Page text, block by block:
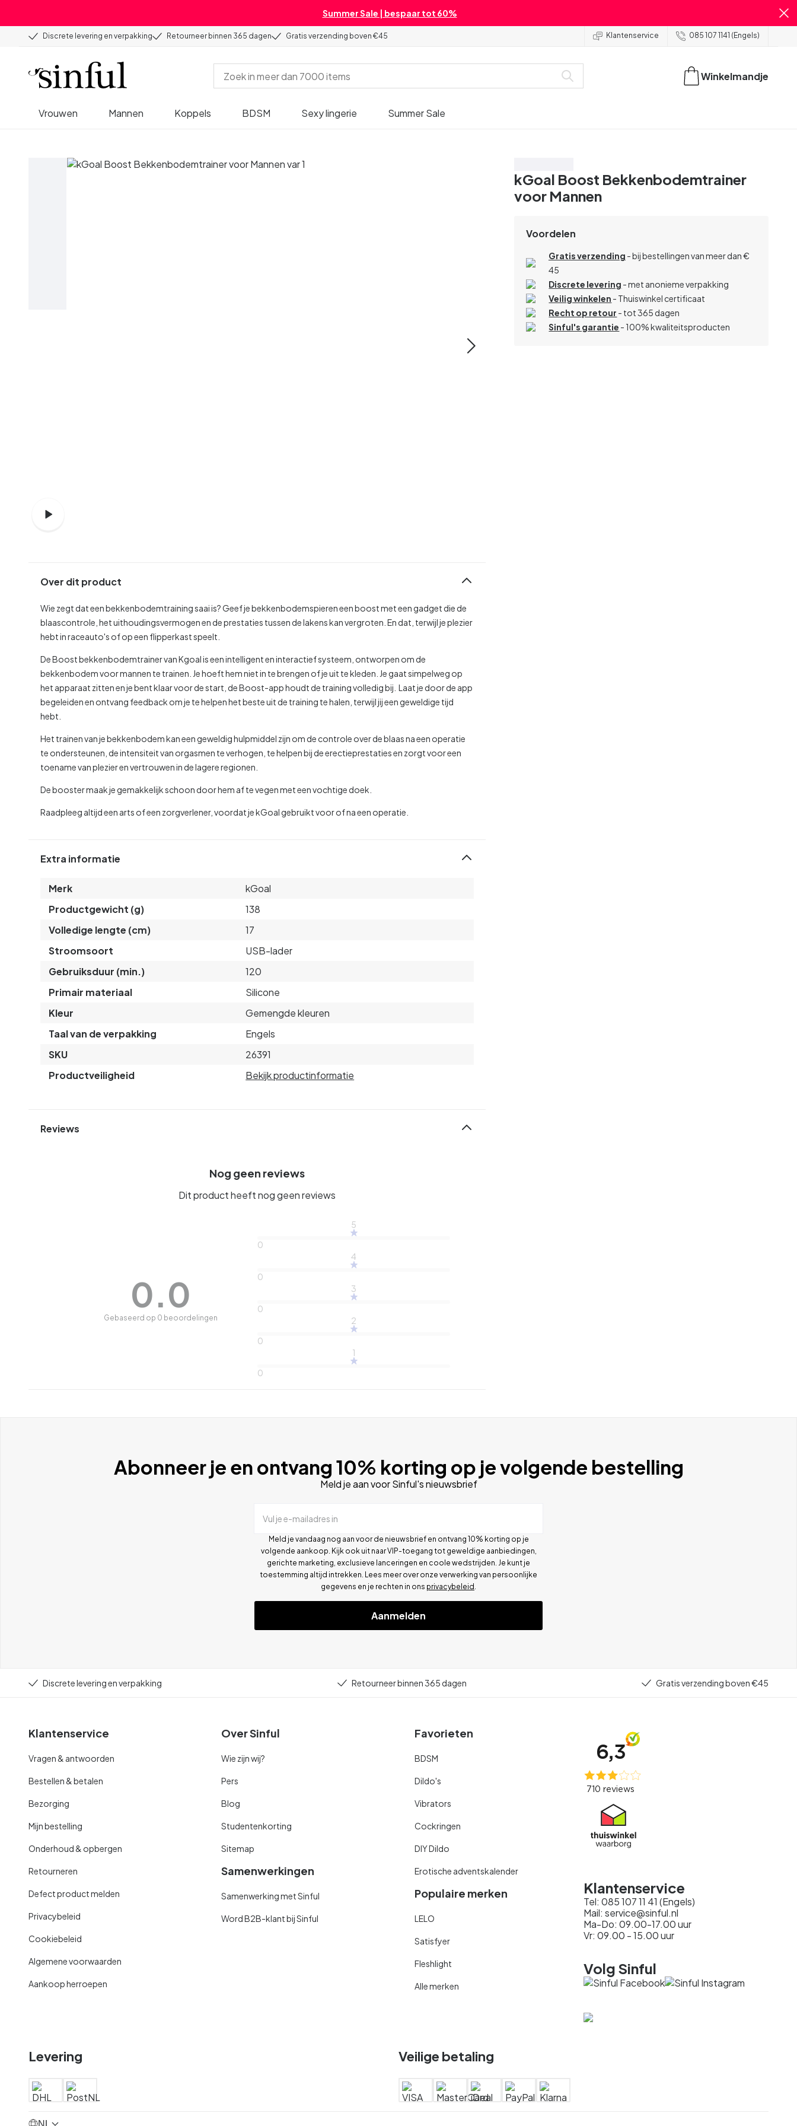
Summer Sale | bespaar tot 60%
Discrete levering en verpakking Retourneer binnen 365 dagen Gratis verzending boven €45 Klantenservice 085 107 1141 (Engels)
Vrouwen Mannen Koppels BDSM Sexy lingerie Summer Sale
Winkelmandje
kGoal Boost Bekkenbodemtrainer
voor Mannen
Voordelen
Gratis verzending - bij bestellingen van meer dan €
45
Discrete levering - met anonieme verpakking
Veilig winkelen - Thuiswinkel certificaat
Recht op retour - tot 365 dagen
Sinful's garantie - 100% kwaliteitsproducten
Over dit product
Wie zegt dat een bekkenbodemtraining saai is? Geef je bekkenbodemspieren een boost met een gadget die de
blaascontrole, het uithoudingsvermogen en de prestaties tussen de lakens kan vergroten. En dat, terwijl je plezier
hebt in raceauto's of op een flipperkast speelt.
De Boost bekkenbodemtrainer van Kgoal is een intelligent en interactief systeem, ontworpen om de
bekkenbodem voor mannen te trainen. Je hoeft hem niet in te brengen of je uit te kleden. Je gaat simpelweg op
het apparaat zitten en je bent klaar voor de start, de Boost-app houdt de training volledig bij. Laat je door de app
begeleiden en ontvang feedback om je te helpen het beste uit de training te halen, terwijl jij een geweldige tijd
hebt.
Het trainen van je bekkenbodem kan een geweldig hulpmiddel zijn om de controle over de blaas na een operatie
te ondersteunen, de intensiteit van orgasmen te verhogen, te helpen bij de erectieprestaties en zorgt voor een
toename van plezier en vertrouwen in de lagere regionen.
De booster maak je gemakkelijk schoon door hem af te vegen met een vochtige doek.
Raadpleeg altijd een arts of een zorgverlener, voordat je kGoal gebruikt voor of na een operatie.
Extra informatie
Merk
kGoal
Productgewicht (g)
138
Volledige lengte (cm)
17
Stroomsoort
USB-lader
Gebruiksduur (min.)
120
Primair materiaal
Silicone
Kleur
Gemengde kleuren
Taal van de verpakking
Engels
SKU
26391
Productveiligheid
Bekijk productinformatie
Reviews
Nog geen reviews
Dit product heeft nog geen reviews
0.0
Gebaseerd op 0 beoordelingen
5
0
4
0
3
0
2
0
1
0
Abonneer je en ontvang 10% korting op je volgende bestelling
Meld je aan voor Sinful's nieuwsbrief
Vul je e-mailadres in
Meld je vandaag nog aan voor de nieuwsbrief en ontvang 10% korting op je
volgende aankoop. Kijk ook uit naar VIP-toegang tot geweldige aanbiedingen,
gerichte marketing, exclusieve lanceringen en coole wedstrijden. Je kunt je
toestemming altijd intrekken. Lees meer over onze verwerking van persoonlijke
gegevens en je rechten in ons privacybeleid
Aanmelden
Discrete levering en verpakking Retourneer binnen 365 dagen Gratis verzending boven €45
Klantenservice
Vragen & antwoorden
Bestellen & betalen
Bezorging
Mijn bestelling
Onderhoud & opbergen
Retourneren
Defect product melden
Privacybeleid
Cookiebeleid
Algemene voorwaarden
Aankoop herroepen
Over Sinful
Wie zijn wij?
Pers
Blog
Studentenkorting
Sitemap
Samenwerkingen
Samenwerking met Sinful
Word B2B-klant bij Sinful
Favorieten
BDSM
Dildo's
Vibrators
Cockringen
DIY Dildo
Erotische adventskalender
Populaire merken
LELO
Satisfyer
Fleshlight
Alle merken
Klantenservice
Tel: 085 107 11 41 (Engels)
Mail: service@sinful.nl
Ma-Do: 09.00-17.00 uur
Vr: 09.00 - 15.00 uur
Volg Sinful
Levering Veilige betaling
NL